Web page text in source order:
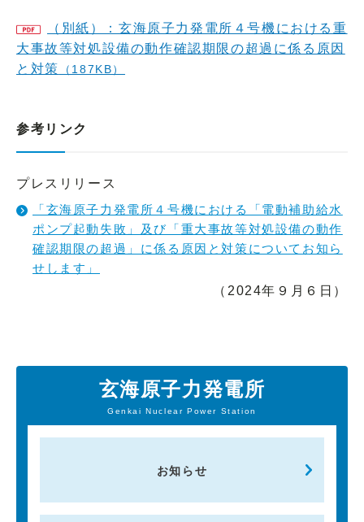
（別紙）：玄海原子力発電所４号機における重
大事故等対処設備の動作確認期限の超過に係る原因
と対策
（187KB）
参考リンク
プレスリリース
「玄海原子力発電所４号機における「電動補助給水
ポンプ起動失敗」及び「重大事故等対処設備の動作
確認期限の超過」に係る原因と対策についてお知ら
せします」
（2024年９月６日）
玄海原子力発電所
Genkai Nuclear Power Station
お知らせ